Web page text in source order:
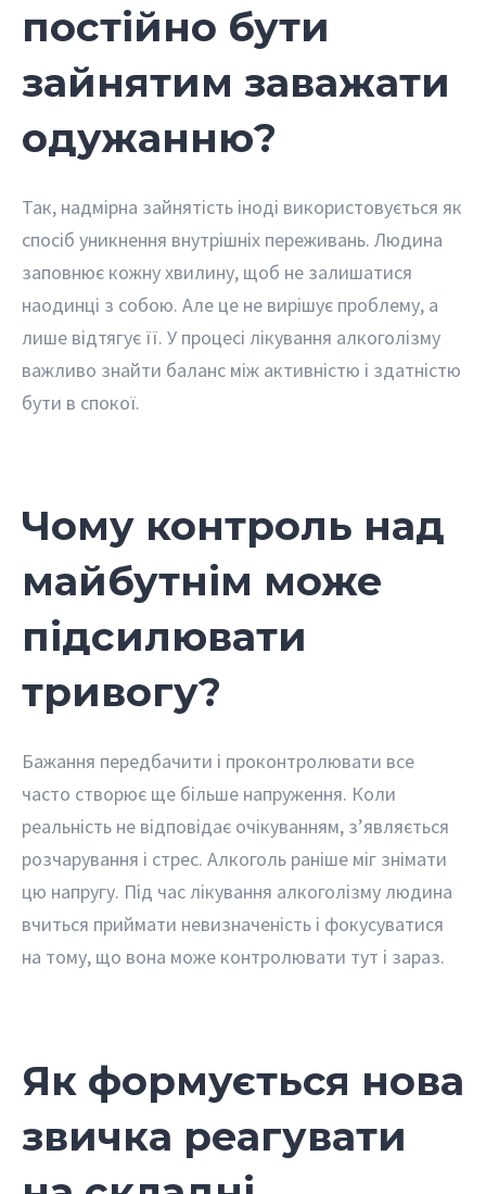
постійно бути
зайнятим заважати
одужанню?
Так, надмірна зайнятість іноді використовується як
спосіб уникнення внутрішніх переживань. Людина
заповнює кожну хвилину, щоб не залишатися
наодинці з собою. Але це не вирішує проблему, а
лише відтягує її. У процесі лікування алкоголізму
важливо знайти баланс між активністю і здатністю
бути в спокої.
Чому контроль над
майбутнім може
підсилювати
тривогу?
Бажання передбачити і проконтролювати все
часто створює ще більше напруження. Коли
реальність не відповідає очікуванням, з’являється
розчарування і стрес. Алкоголь раніше міг знімати
цю напругу. Під час лікування алкоголізму людина
вчиться приймати невизначеність і фокусуватися
на тому, що вона може контролювати тут і зараз.
Як формується нова
звичка реагувати